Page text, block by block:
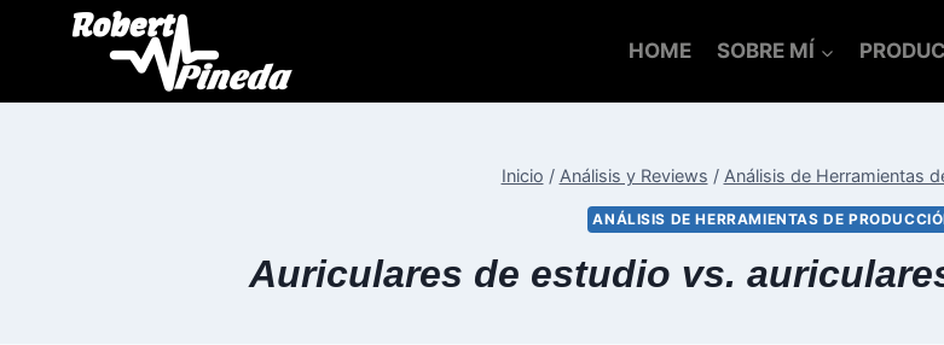
HOME SOBRE MÍ
Inicio / Análisis y Reviews / Análisis de Herramientas
ANÁLISIS DE HERRAMIENTAS DE
Auriculares de estudio vs.